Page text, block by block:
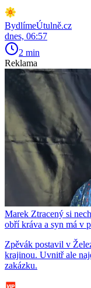
BydlímeÚtulně.cz
dnes, 06:57
2 min
Reklama
Marek Ztracený si
obří kráva a syn má v
Zpěvák postavil v
krajinou. Uvnitř ale
zakázku.